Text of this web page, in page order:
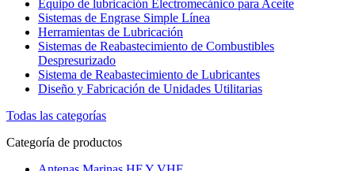
Equipo de lubricación Electromecánico para Aceite
Sistemas de Engrase Simple Línea
Herramientas de Lubricación
Sistemas de Reabastecimiento de Combustibles
Despresurizado
Sistema de Reabastecimiento de Lubricantes
Diseño y Fabricación de Unidades Utilitarias
Todas las categorías
Categoría de productos